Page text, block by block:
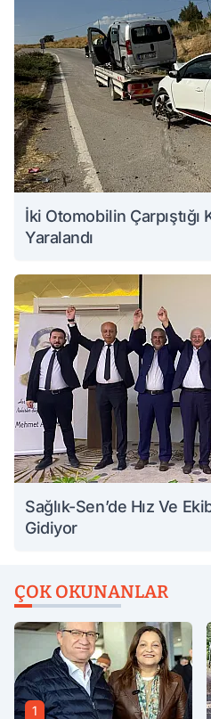
İki Otomobilin Çarpıştığı
Yaralandı
Sağlık-Sen’de Hız Ve
Gidiyor
ÇOK OKUNANLAR
1